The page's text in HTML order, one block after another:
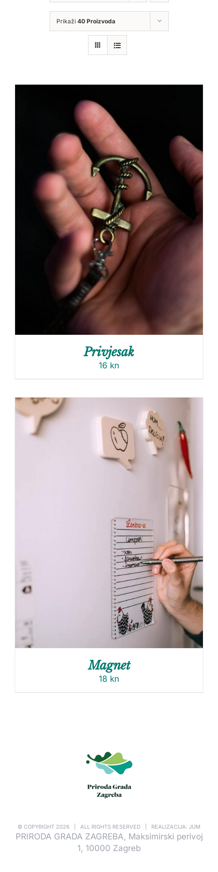
Prikaži 40 Proizvoda
Privjesak
16 kn
Magnet
18 kn
© COPYRIGHT 2026 | ALL RIGHTS RESERVED | REALIZACIJA: JUM
PRIRODA GRADA ZAGREBA, Maksimirski perivoj
1, 10000 Zagreb